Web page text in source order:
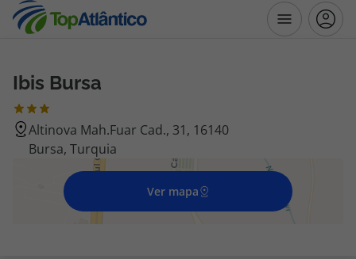
Destinos
Voos
Voos + Hotel
Ibis Bursa
Altinova Mah.Fuar Cad., 31, 16140
Bursa, Turquia
Ver mapa